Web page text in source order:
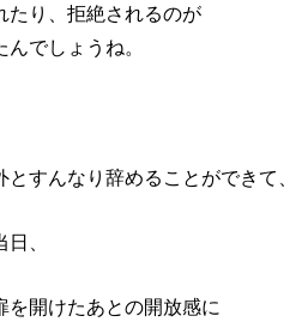
たり、拒絶されるのが
んでしょうね。
とすんなり辞めることができて、
、
を開けたあとの開放感に